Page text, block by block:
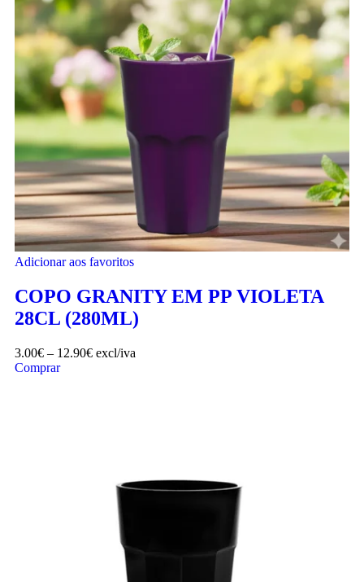
Adicionar aos favoritos
COPO GRANITY EM PP VIOLETA
28CL (280ML)
3.00€ – 12.90€ excl/iva
Comprar